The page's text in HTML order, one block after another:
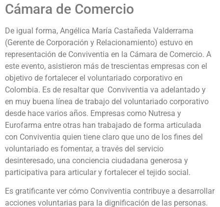
Cámara de Comercio
De igual forma, Angélica María Castañeda Valderrama
(Gerente de Corporación y Relacionamiento) estuvo en
representación de Conviventia en la Cámara de Comercio. A
este evento, asistieron más de trescientas empresas con el
objetivo de fortalecer el voluntariado corporativo en
Colombia. Es de resaltar que Conviventia va adelantado y
en muy buena línea de trabajo del voluntariado corporativo
desde hace varios años. Empresas como Nutresa y
Eurofarma entre otras han trabajado de forma articulada
con Conviventia quien tiene claro que uno de los fines del
voluntariado es fomentar, a través del servicio
desinteresado, una conciencia ciudadana generosa y
participativa para articular y fortalecer el tejido social.
Es gratificante ver cómo Conviventia contribuye a desarrollar
acciones voluntarias para la dignificación de las personas.